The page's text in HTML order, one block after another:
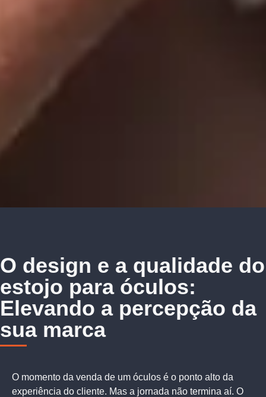
O design e a qualidade do
estojo para óculos:
Elevando a percepção da
sua marca
O momento da venda de um óculos é o ponto alto da
experiência do cliente. Mas a jornada não termina aí. O